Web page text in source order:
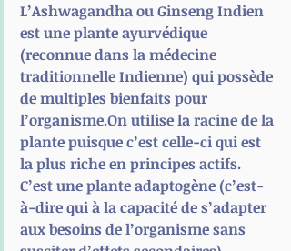
L’Ashwagandha ou Ginseng Indien
est une plante ayurvédique
(reconnue dans la médecine
traditionnelle Indienne) qui possède
de multiples bienfaits pour
l’organisme.On utilise la racine de la
plante puisque c’est celle-ci qui est
la plus riche en principes actifs.
C’est une plante adaptogène (c’est-
à-dire qui à la capacité de s’adapter
aux besoins de l’organisme sans